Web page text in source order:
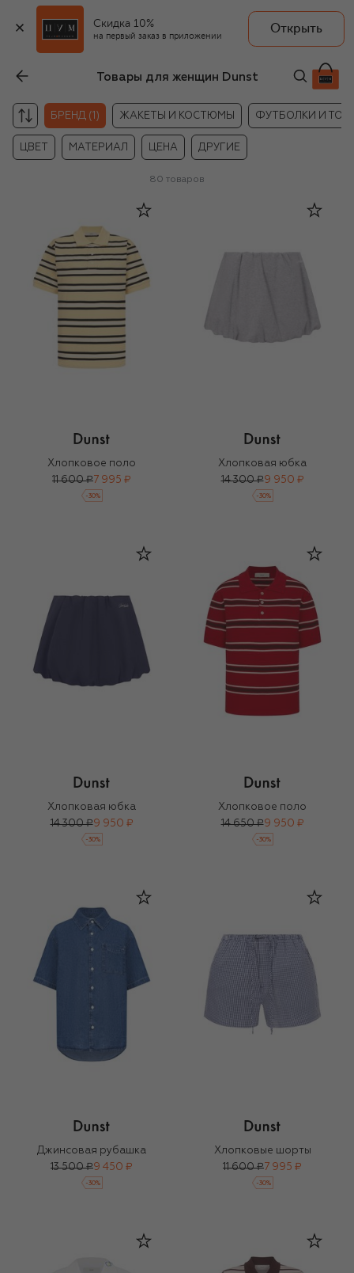
Скидка 10%
на первый заказ в приложении
Открыть
Товары для женщин Dunst
БРЕНД (1) ЖАКЕТЫ И КОСТЮМЫ ФУТБОЛКИ И
ЦВЕТ МАТЕРИАЛ ЦЕНА ДРУГИЕ
80 товаров
Хлопковое поло
11 600 ₽7 995 ₽
-30%
Хлопковая юбка
14 300 ₽9 950 ₽
-30%
Хлопковая юбка
14 300 ₽9 950 ₽
-30%
Хлопковое поло
14 650 ₽9 950 ₽
-30%
Джинсовая рубашка
13 500 ₽9 450 ₽
-30%
Хлопковые шорты
11 600 ₽7 995 ₽
-30%